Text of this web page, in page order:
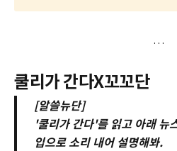
쿨리가 간다X꼬꼬단
[알쓸뉴단]
'쿨리가 간다'를 읽고 아래 뉴
입으로 소리 내어 설명해봐.